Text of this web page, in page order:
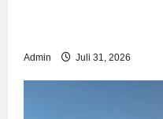
Admin Juli 31, 2026